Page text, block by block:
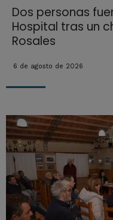
Dos personas
Hospital tras un
Rosales
6 de agosto de 2026